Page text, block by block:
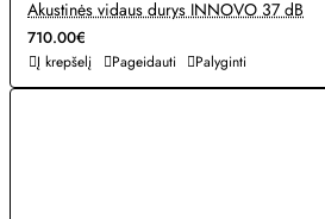
Akustinės vidaus durys INNOVO 37 dB
710.00€
Į krepšelį Pageidauti Palyginti